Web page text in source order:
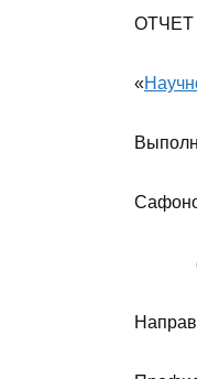
ОТЧЕТ
«